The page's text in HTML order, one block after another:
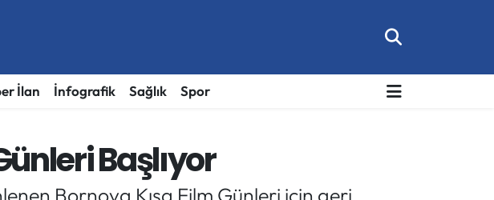
İlan İnfografik Sağlık Spor
Başlıyor
Bornova Kısa Film Günleri için geri